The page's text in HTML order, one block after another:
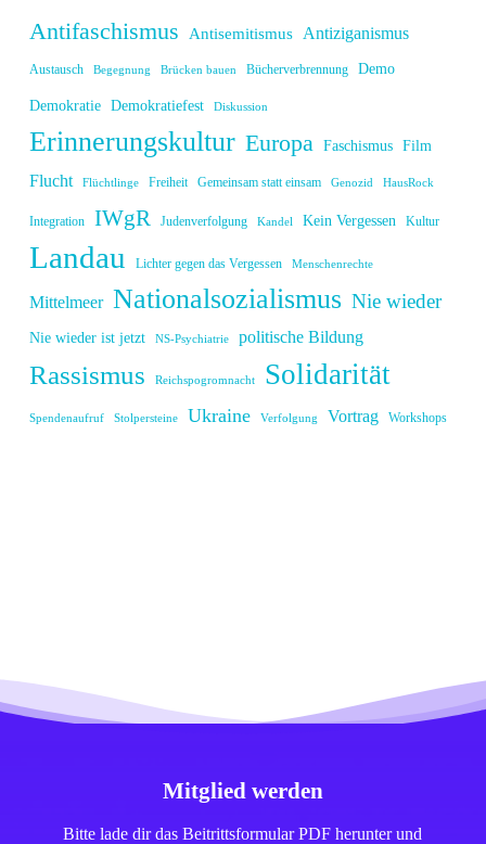
Antifaschismus Antisemitismus Antiziganismus
Austausch Begegnung Brücken bauen Bücherverbrennung Demo
Demokratie Demokratiefest Diskussion
Erinnerungskultur Europa Faschismus Film
Flucht Flüchtlinge Freiheit Gemeinsam statt einsam Genozid HausRock
Integration IWgR Judenverfolgung Kandel Kein Vergessen Kultur
Landau Lichter gegen das Vergessen Menschenrechte
Mittelmeer Nationalsozialismus Nie wieder
Nie wieder ist jetzt NS-Psychiatrie politische Bildung
Rassismus Reichspogromnacht Solidarität
Spendenaufruf Stolpersteine Ukraine Verfolgung Vortrag Workshops
Mitglied werden
Bitte lade dir das Beitrittsformular PDF herunter und